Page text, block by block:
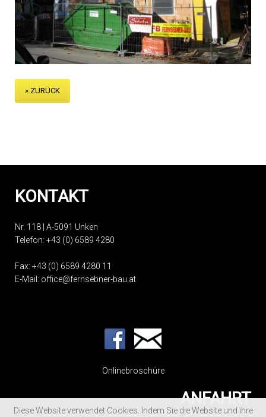
» ZURÜCK
KONTAKT
Nr. 118 | A-5091 Unken
Telefon: +43 (0) 6589 4280
Fax: +43 (0) 6589 4280 11
E-Mail: office@fernsebner-bau.at
Onlinebroschüre
ANFAHRT
Diese Website verwendet Cookies. Indem Sie die Website und ihre